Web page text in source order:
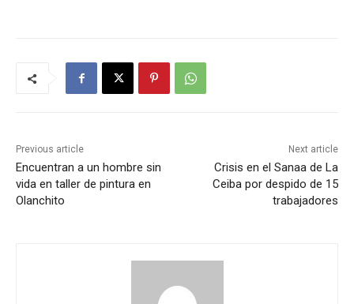
Previous article
Encuentran a un hombre sin
vida en taller de pintura en
Olanchito
Next article
Crisis en el Sanaa de La
Ceiba por despido de 15
trabajadores